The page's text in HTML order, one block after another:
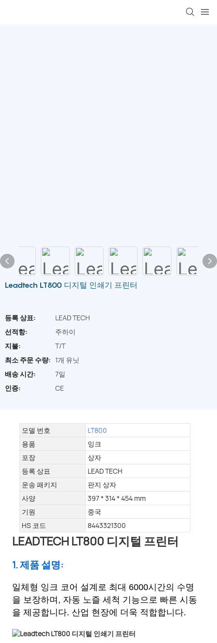
Leadtech LT800 디지털 인쇄기 프린터
등록 상표:
LEAD TECH
선적항:
주하이
지불:
T/T
최소 주문 수량: 1개 유닛
배송 시간:
7일
인증:
CE
모델 번호
LT800
용품
잉크
포장
상자
등록 상표
LEAD TECH
운송 패키지
판지 상자
사양
397 * 314 * 454 mm
기원
중국
HS 코드
8443321300
LEADTECH LT800 디지털 프린터
1. 제품 설명:
일체형 잉크 코어 설계로 최대 6000시간의 수명
을 보장하며, 자동 노즐 세척 기능으로 빠른 시동
을 제공합니다. 산업 현장에 더욱 적합합니다.